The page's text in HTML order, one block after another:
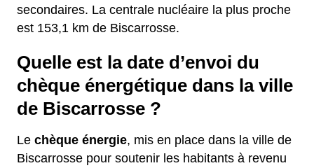
secondaires. La centrale nucléaire la plus proche
est 153,1 km de Biscarrosse.
Quelle est la date d’envoi du
chèque énergétique dans la ville
de Biscarrosse ?
Le chèque énergie, mis en place dans la ville de
Biscarrosse pour soutenir les habitants à revenu